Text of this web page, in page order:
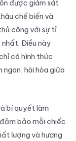
được giám sát
chế biến và
công với sự tỉ
Điều này
có hình thức
hài hòa giữa
bí quyết làm
bảo mỗi chiếc
lượng và hương